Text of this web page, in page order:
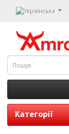
Категорії